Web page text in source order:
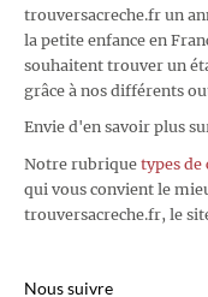
trouversacreche.fr un
la petite enfance en
souhaitent trouver un
grâce à nos différents
Envie d'en savoir plus
Notre rubrique types de
qui vous convient le
trouversacreche.fr, le
Nous suivre